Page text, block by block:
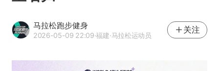
马拉松跑步健身
2026-05-09 22:09·福建·马拉松运动员
关注